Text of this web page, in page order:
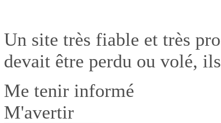
Un site très fiable et très
devait être perdu ou volé,
Me tenir informé
M'avertir